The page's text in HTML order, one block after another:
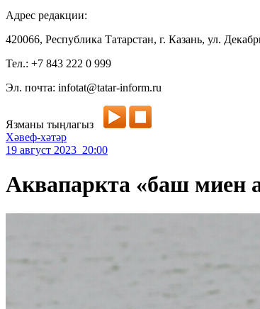
Адрес редакции:
420066, Республика Татарстан, г. Казань, ул.
Тел.: +7 843 222 0 999
Эл. почта: infotat@tatar-inform.ru
Язманы тыңлагыз
Хәвеф-хәтәр
19 август 2023 20:00
Аквапаркта «баш миен